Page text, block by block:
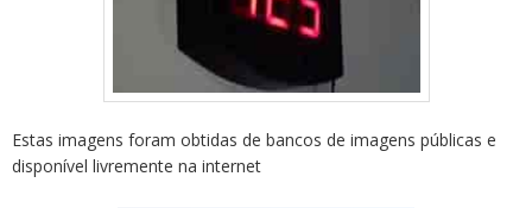
Estas imagens foram obtidas de bancos de imagens públicas e
disponível livremente na internet